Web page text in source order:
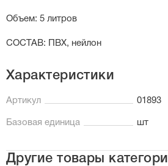
Объем: 5 литров
СОСТАВ: ПВХ, нейлон
Характеристики
Артикул 01893
Базовая единица шт
Другие товары